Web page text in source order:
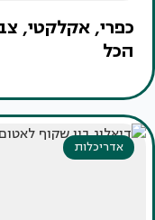
כפרי, אקלקטי,
הכל
אדריכלות